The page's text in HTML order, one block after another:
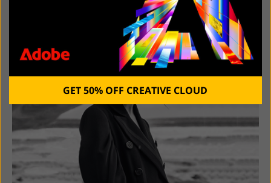
RECENT POSTS:
GET 50% OFF CREATIVE CLOUD